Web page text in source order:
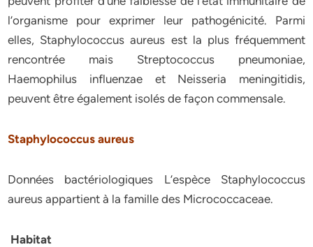
l’organisme pour exprimer leur pathogénicité. Parmi
elles, Staphylococcus aureus est la plus fréquemment
rencontrée mais Streptococcus pneumoniae,
Haemophilus influenzae et Neisseria meningitidis,
peuvent être également isolés de façon commensale.
Staphylococcus aureus
Données bactériologiques L’espèce Staphylococcus
aureus appartient à la famille des Micrococcaceae.
Habitat